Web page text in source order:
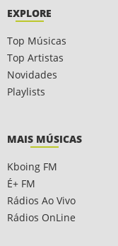
EXPLORE
Top Músicas
Top Artistas
Novidades
Playlists
MAIS MÚSICAS
Kboing FM
É+ FM
Rádios Ao Vivo
Rádios OnLine